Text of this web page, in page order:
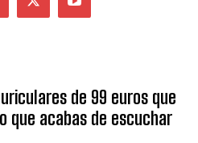
de 99 euros que
que acabas de escuchar